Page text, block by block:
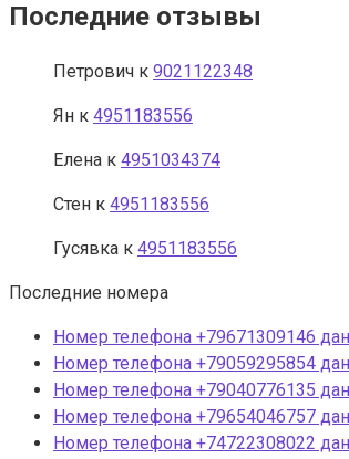
Последние отзывы
Петрович к 9021122348
Ян к 4951183556
Елена к 4951034374
Стен к 4951183556
Гусявка к 4951183556
Последние номера
Номер телефона +79671309146
Номер телефона +79059295854
Номер телефона +79040776135
Номер телефона +79654046757
Номер телефона +74722308022